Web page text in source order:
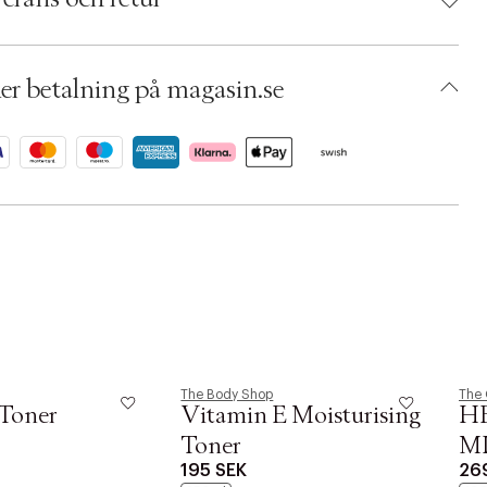
betalning på magasin.se
The Body Shop
Vitamin E Moisturising
Toner
195 SEK